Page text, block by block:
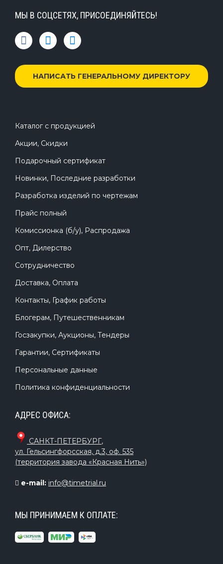
МЫ В СОЦСЕТЯХ, ПРИСОЕДИНЯЙТЕСЬ!
НАПИСАТЬ ГЕНЕРАЛЬНОМУ ДИРЕКТОРУ
Каталог с продукцией
Акции, Скидки
Подарочный сертификат
Новинки, Последние разработки
Разработка изделий по чертежам
Прайс полный
Комиссионка (б/у), Распродажа
Опт, Дилерство
Сотрудничество
Доставка, Оплата
Контакты, График работы
Блогерам, Путешественникам
Госзакупки, Аукционы, Тендеры
Гарантии, Сертификаты
Персональные данные
Политика конфиденциальности
АДРЕС ОФИСА:
САНКТ-ПЕТЕРБУРГ,
ул. Гельсингфорсская, д.3, оф. 535
(территория завода «Красная Нить»)
e-mail: info@timetrial.ru
МЫ ПРИНИМАЕМ К ОПЛАТЕ: